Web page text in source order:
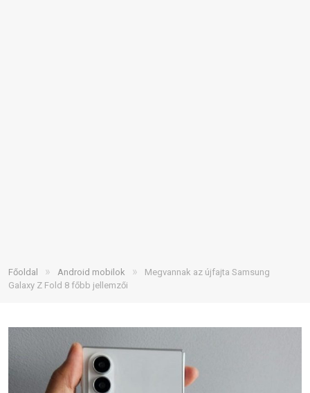
Főoldal » Android mobilok »
Megvannak az újfajta Samsung
Galaxy Z Fold 8 főbb jellemzői